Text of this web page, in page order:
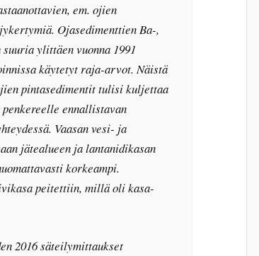
em. ojien
Ojasedimenttien Ba-,
ylittäen vuonna 1991
käytetyt raja-arvot. Näistä
pintasedimentit tulisi kuljettaa
ennallistavan
Vaasan vesi- ja
jätealueen ja lantanidikasan
korkeampi.
peitettiin, millä oli kasa-
2016 säteilymittaukset